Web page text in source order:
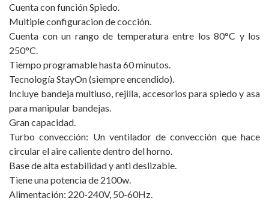
Cuenta con función Spiedo.
Multiple configuracion de cocción.
Cuenta con un rango de temperatura entre los 80°C y los
250°C.
Tiempo programable hasta 60 minutos.
Tecnología StayOn (siempre encendido).
Incluye bandeja multiuso, rejilla, accesorios para spiedo y asa
para manipular bandejas.
Gran capacidad.
Turbo convección: Un ventilador de convección que hace
circular el aire caliente dentro del horno.
Base de alta estabilidad y anti deslizable.
Tiene una potencia de 2100w.
Alimentación: 220-240V, 50-60Hz.